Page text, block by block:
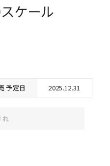
ケール
予定日 2025.12.31